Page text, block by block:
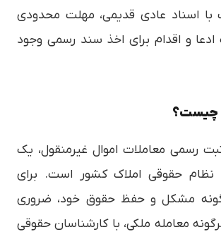
با اسناد عادی قدیمی، مهلت محدودی
و اقدام برای اخذ سند رسمی وجود
چیست؟
ثبت رسمی معاملات اموال غیرمنقول، یک
حقوقی املاک کشور است. برای
مشکل و حفظ حقوق خود، ضروری
معامله ملکی، با کارشناسان حقوقی